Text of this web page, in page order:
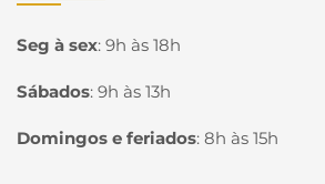
Seg à sex: 9h às 18h
Sábados: 9h às 13h
Domingos e feriados: 8h às 15h